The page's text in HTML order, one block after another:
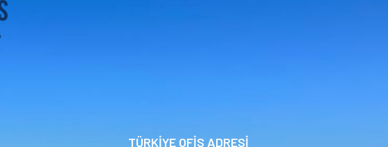
TÜRKİYE OFİS ADRESİ